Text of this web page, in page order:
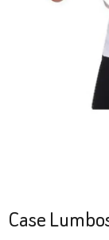
Case